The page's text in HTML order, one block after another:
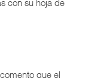
con su hoja de
que el